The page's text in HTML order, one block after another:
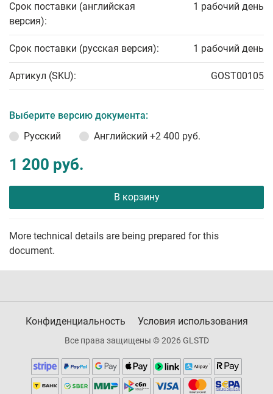
Срок поставки (английская
версия):
1 рабочий день
Срок поставки (русская версия): 1 рабочий день
Артикул (SKU): GOST00105
Выберите версию документа:
Русский
Английский +2 400 руб.
1 200 руб.
В корзину
More technical details are being prepared for this
document.
Конфиденциальность Условия использования
Все права защищены © 2026 GLSTD